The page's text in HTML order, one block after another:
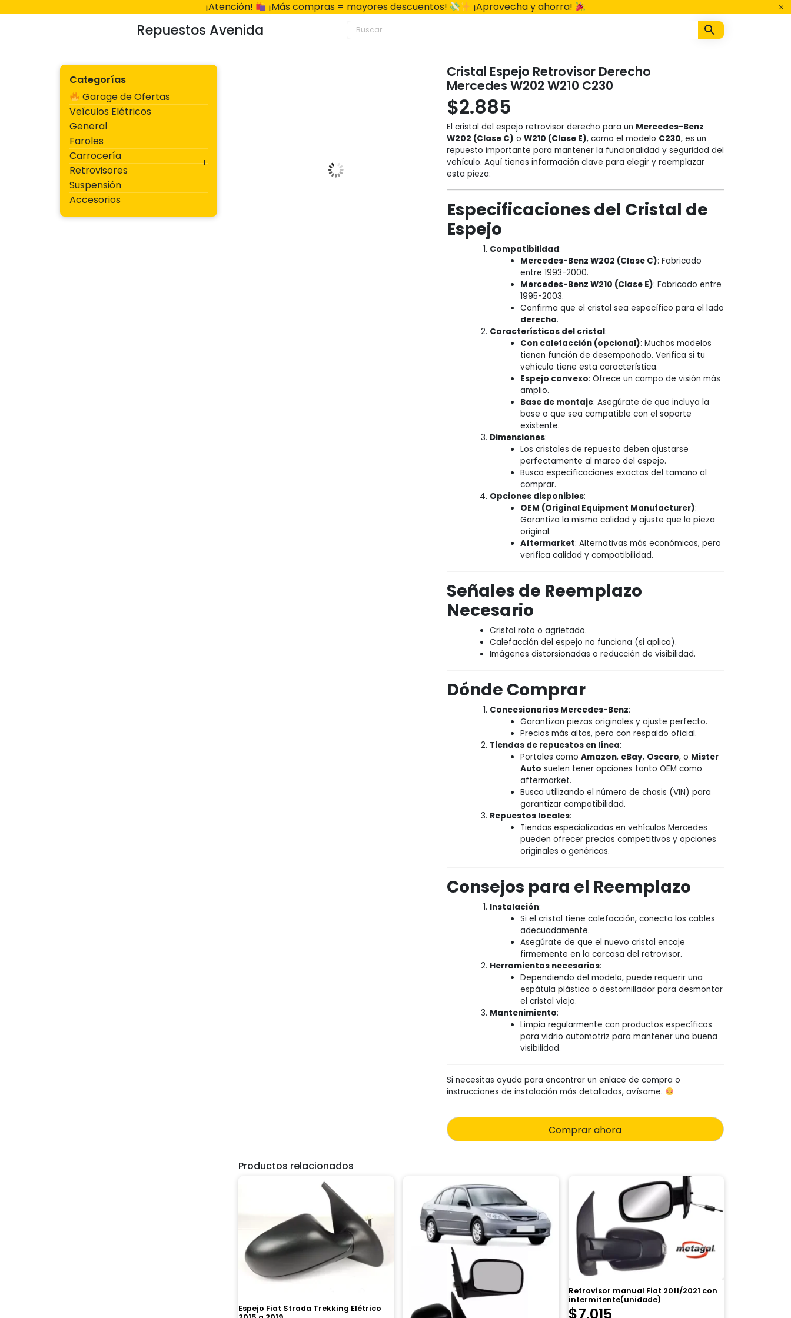
¡Atención! ¡Más compras = mayores descuentos! ¡Aprovecha y ahorra!
Repuestos Avenida
Categorías
Garage de Ofertas
Veículos Elétricos
General
Faroles
Carrocería
Retrovisores
Suspensión
Accesorios
Cristal Espejo Retrovisor Derecho
Mercedes W202 W210 C230
$2.885
El cristal del espejo retrovisor derecho para un Mercedes-Benz
W202 (Clase C) o W210 (Clase E), como el modelo C230, es un
repuesto importante para mantener la funcionalidad y seguridad del
vehículo. Aquí tienes información clave para elegir y reemplazar
esta pieza:
Especificaciones del Cristal de
Espejo
Compatibilidad:
Mercedes-Benz W202 (Clase C): Fabricado
entre 1993-2000.
Mercedes-Benz W210 (Clase E): Fabricado entre
1995-2003.
Confirma que el cristal sea específico para el lado
derecho.
Características del cristal:
Con calefacción (opcional): Muchos modelos
tienen función de desempañado. Verifica si tu
vehículo tiene esta característica.
Espejo convexo: Ofrece un campo de visión más
amplio.
Base de montaje: Asegúrate de que incluya la
base o que sea compatible con el soporte
existente.
Dimensiones:
Los cristales de repuesto deben ajustarse
perfectamente al marco del espejo.
Busca especificaciones exactas del tamaño al
comprar.
Opciones disponibles:
OEM (Original Equipment Manufacturer):
Garantiza la misma calidad y ajuste que la pieza
original.
Aftermarket: Alternativas más económicas, pero
verifica calidad y compatibilidad.
Señales de Reemplazo
Necesario
Cristal roto o agrietado.
Calefacción del espejo no funciona (si aplica).
Imágenes distorsionadas o reducción de visibilidad.
Dónde Comprar
Concesionarios Mercedes-Benz:
Garantizan piezas originales y ajuste perfecto.
Precios más altos, pero con respaldo oficial.
Tiendas de repuestos en línea:
Portales como Amazon, eBay, Oscaro, o Mister
Auto suelen tener opciones tanto OEM como
aftermarket.
Busca utilizando el número de chasis (VIN) para
garantizar compatibilidad.
Repuestos locales:
Tiendas especializadas en vehículos Mercedes
pueden ofrecer precios competitivos y opciones
originales o genéricas.
Consejos para el Reemplazo
Instalación:
Si el cristal tiene calefacción, conecta los cables
adecuadamente.
Asegúrate de que el nuevo cristal encaje
firmemente en la carcasa del retrovisor.
Herramientas necesarias:
Dependiendo del modelo, puede requerir una
espátula plástica o destornillador para desmontar
el cristal viejo.
Mantenimiento:
Limpia regularmente con productos específicos
para vidrio automotriz para mantener una buena
visibilidad.
Si necesitas ayuda para encontrar un enlace de compra o
instrucciones de instalación más detalladas, avísame.
Comprar ahora
Productos relacionados
Espejo Fiat Strada Trekking Elétrico
Retrovisor manual Fiat 2011/2021 con
intermitente(unidade)
$7.015